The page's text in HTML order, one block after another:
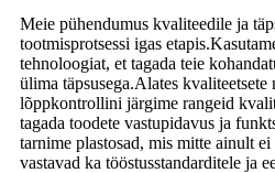
Meie pühendumus kvaliteedile ja
tootmisprotsessi igas
tehnoloogiat, et tagada teie
ülima täpsusega.Alates
lõppkontrollini järgime rangeid
tagada toodete vastupidavus ja
tarnime plastosad, mis mitte ainult
vastavad ka tööstusstandarditele ja